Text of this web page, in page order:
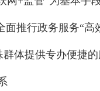
面推行政务服务“高
体提供专办便捷的